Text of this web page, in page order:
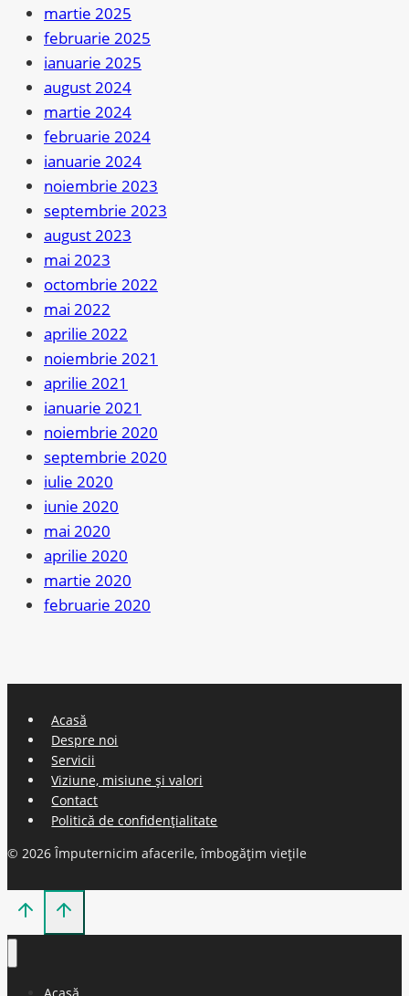
martie 2025
februarie 2025
ianuarie 2025
august 2024
martie 2024
februarie 2024
ianuarie 2024
noiembrie 2023
septembrie 2023
august 2023
mai 2023
octombrie 2022
mai 2022
aprilie 2022
noiembrie 2021
aprilie 2021
ianuarie 2021
noiembrie 2020
septembrie 2020
iulie 2020
iunie 2020
mai 2020
aprilie 2020
martie 2020
februarie 2020
Acasă
Despre noi
Servicii
Viziune, misiune și valori
Contact
Politică de confidențialitate
© 2026 Împuternicim afacerile, îmbogățim viețile